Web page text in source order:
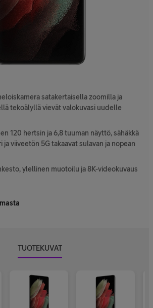
satakertaisella zoomilla ja
tekoälyllä vievät valokuvasi uudelle
120 hertsin ja 6,8 tuuman näyttö, sähäkkä
ja viiveetön 5G takaavat sulavan ja nopean
ylellinen muotoilu ja 8K-videokuvaus
TUOTEKUVAT